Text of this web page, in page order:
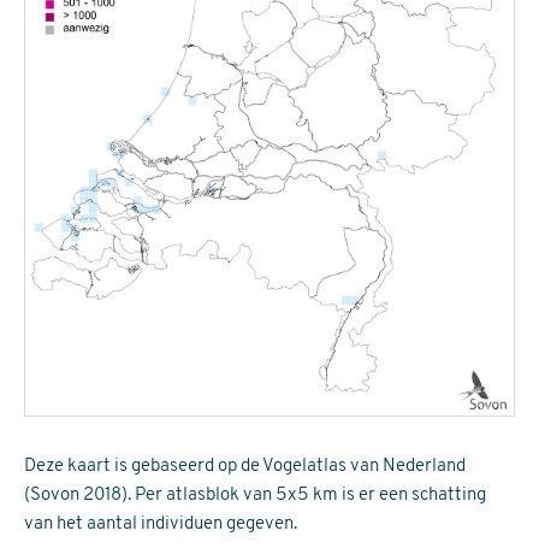
Deze kaart is gebaseerd op de Vogelatlas van Nederland
(Sovon 2018). Per atlasblok van 5x5 km is er een schatting
van het aantal individuen gegeven.